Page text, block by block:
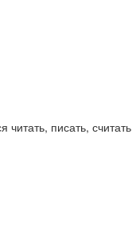
читать, писать, считать